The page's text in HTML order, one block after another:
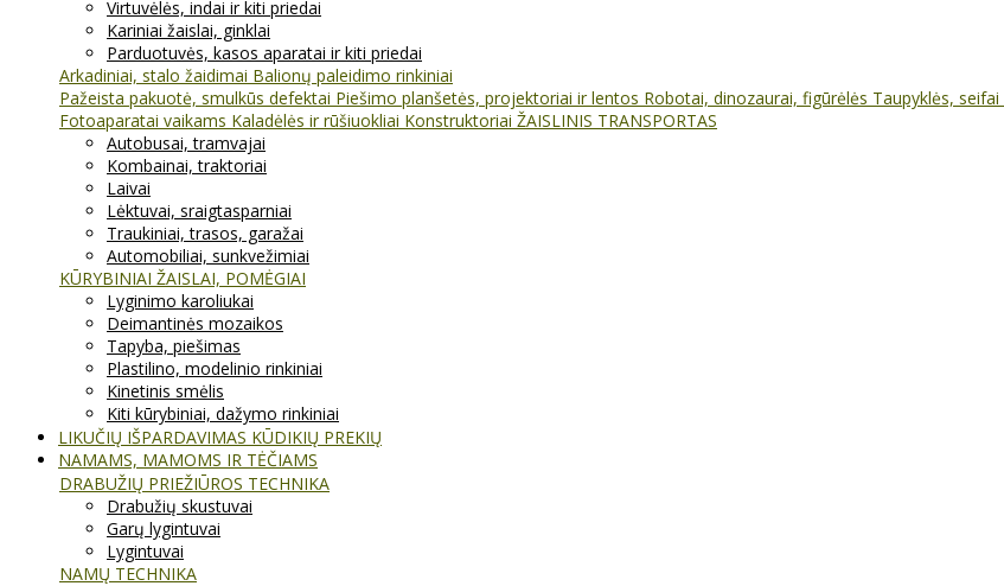
Virtuvėlės, indai ir kiti priedai
Kariniai žaislai, ginklai
Parduotuvės, kasos aparatai ir kiti priedai
Arkadiniai, stalo žaidimai Balionų paleidimo rinkiniai
Pažeista pakuotė, smulkūs defektai Piešimo planšetės, projektoriai ir lentos Robotai, dinozaurai, figūrėlės Taupyklės, seifai
Fotoaparatai vaikams Kaladėlės ir rūšiuokliai Konstruktoriai ŽAISLINIS TRANSPORTAS
Autobusai, tramvajai
Kombainai, traktoriai
Laivai
Lėktuvai, sraigtasparniai
Traukiniai, trasos, garažai
Automobiliai, sunkvežimiai
KŪRYBINIAI ŽAISLAI, POMĖGIAI
Lyginimo karoliukai
Deimantinės mozaikos
Tapyba, piešimas
Plastilino, modelinio rinkiniai
Kinetinis smėlis
Kiti kūrybiniai, dažymo rinkiniai
LIKUČIŲ IŠPARDAVIMAS KŪDIKIŲ PREKIŲ
NAMAMS, MAMOMS IR TĖČIAMS
DRABUŽIŲ PRIEŽIŪROS TECHNIKA
Drabužių skustuvai
Garų lygintuvai
Lygintuvai
NAMŲ TECHNIKA